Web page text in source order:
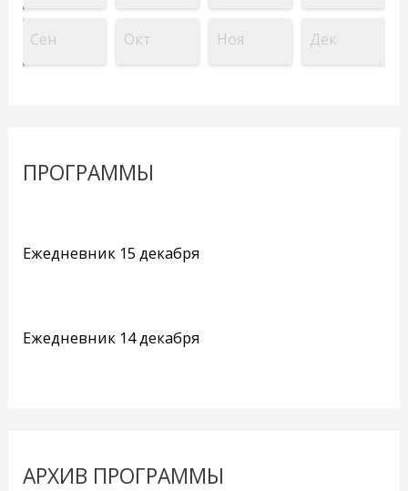
Сен Окт Ноя Дек
ПРОГРАММЫ
Ежедневник 15 декабря
Ежедневник 14 декабря
АРХИВ ПРОГРАММЫ